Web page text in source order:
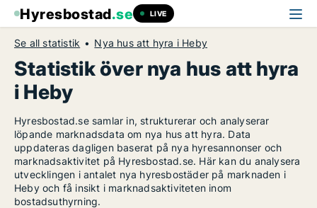
Hyresbostad.se LIVE
Se all statistik Nya hus att hyra i Heby
Statistik över nya hus att hyra
i Heby
Hyresbostad.se samlar in, strukturerar och analyserar
löpande marknadsdata om nya hus att hyra. Data
uppdateras dagligen baserat på nya hyresannonser och
marknadsaktivitet på Hyresbostad.se. Här kan du analysera
utvecklingen i antalet nya hyresbostäder på marknaden i
Heby och få insikt i marknadsaktiviteten inom
bostadsuthyrning.